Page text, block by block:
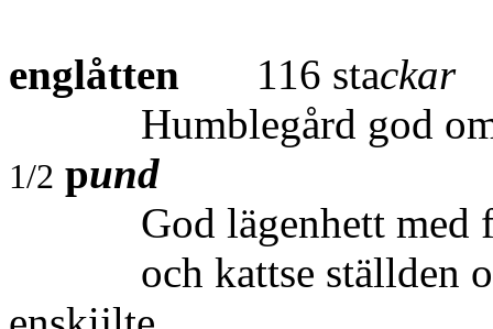
englåtten 116 stackar
1/2 pund
God lägenhett med
och kattse ställden